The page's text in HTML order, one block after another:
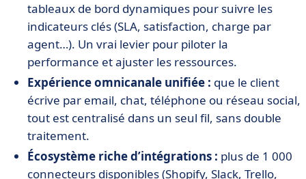
tableaux de bord dynamiques pour suivre les
indicateurs clés (SLA, satisfaction, charge par
agent…). Un vrai levier pour piloter la
performance et ajuster les ressources.
Expérience omnicanale unifiée : que le client
écrive par email, chat, téléphone ou réseau social,
tout est centralisé dans un seul fil, sans double
traitement.
Écosystème riche d’intégrations : plus de 1 000
connecteurs disponibles (Shopify, Slack, Trello,